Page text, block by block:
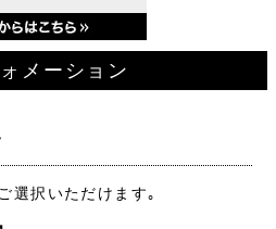
メーション
選択いただけます｡